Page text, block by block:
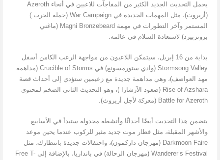
يحمل التحديث الجديد الكثير من المفاجآت للاعبين في أنحاء Azeroth
(أزيروث)، مثل المهمات الجديدة في War Campaign (حملة الحرب )
المستمر وآخر التطورات في مهمة Magni Bronzebeard (ماغني
برونزبيرد) لاستعادة السلام في عالمه.
بداية من 16 إبريل، سيتمكن اللاعبون من مواجهة الرعب الكامن أسفل
Stormsong Valley (وادي ستورمسونغ) في Crucible of Storms (مداهمة
مهد العواصف)، وهي مداهمة جديدة مع زعيمين ستؤدي إلى أحداث قصة
Rise of Azshara (صعود الآزشارا )، وهو التحديث الثاني الضخم لمحتوى
Battle for Azeroth (معركة لأجل أزيروث).
يتضمن هذا التحديث أيضًا أحداثًا وأنشطة مجدولة ستبدأ في الأسابيع
والأشهر المقبلة، مثل قطار موت جديد مثير للركوب عندما يحين موعد
Darkmoon Faire (مهرجان داركمون)، واحتفالات جديدة بانتظارك، مثل
Wanderer’s Festival (مهرجان الرحالة) في بانداريا، بالإضافة إلى Free T-